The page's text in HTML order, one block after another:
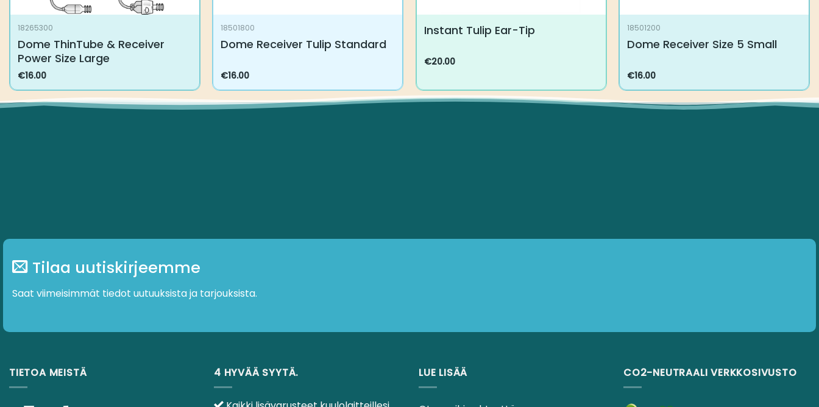
18265300
Dome ThinTube & Receiver
Power Size Large
€16.00
18501800
Dome Receiver Tulip Standard
€16.00
Instant Tulip Ear-Tip
€20.00
on
18501200
Dome Receiver Size 5 Small
€16.00
Tilaa uutiskirjeemme
Saat viimeisimmät tiedot uutuuksista ja tarjouksista.
TIETOA MEISTÄ 4 HYVÄÄ SYYTÄ. LUE LISÄÄ CO2-NEUTRAALI VERKKOSIVUSTO